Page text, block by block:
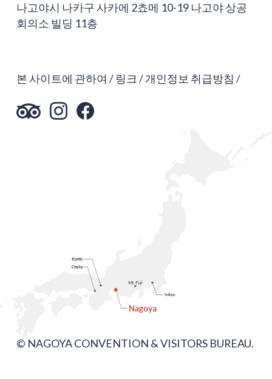
나고야시 나카구 사카에 2쵸메 10-19 나고야 상공
회의소 빌딩 11층
본 사이트에 관하여 링크 개인정보 취급방침
© NAGOYA CONVENTION & VISITORS BUREAU.